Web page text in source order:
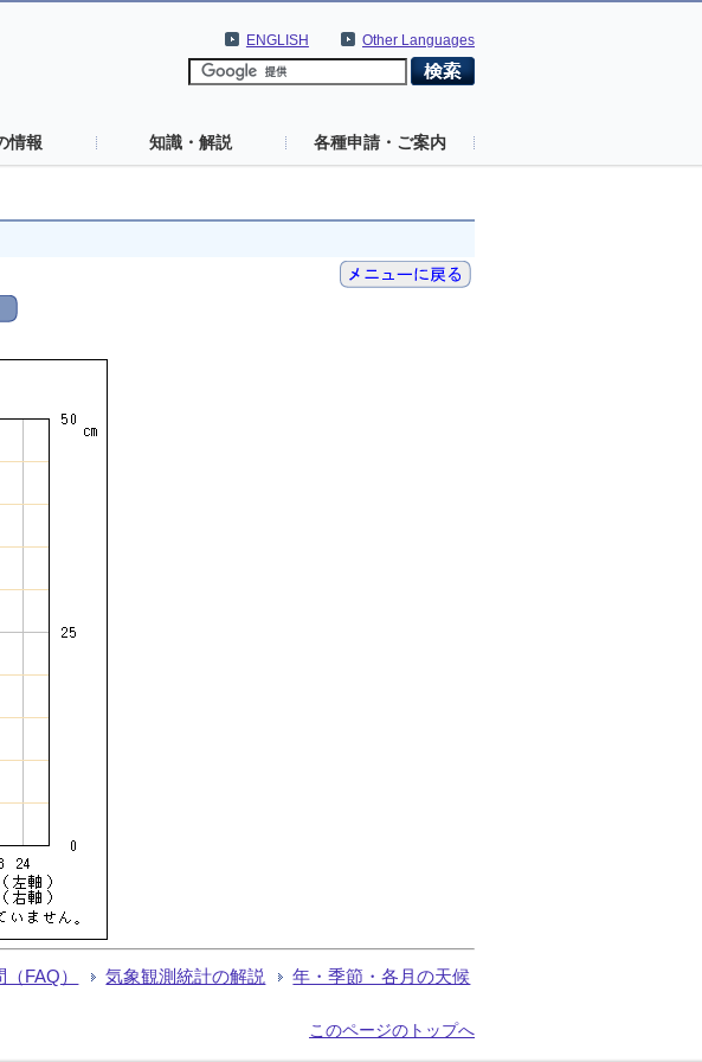
Other Languages
ENGLISH
情報 知識・解説 各種申請・ご案内
FAQ） 気象観測統計の解説 年・季節・各月の天候
このページのトップへ